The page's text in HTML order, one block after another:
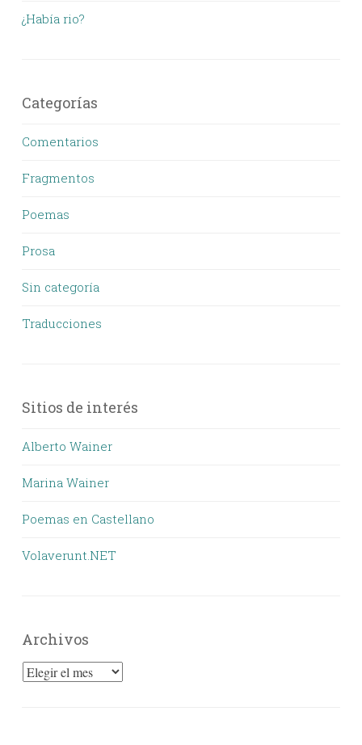
¿Había rio?
Categorías
Comentarios
Fragmentos
Poemas
Prosa
Sin categoría
Traducciones
Sitios de interés
Alberto Wainer
Marina Wainer
Poemas en Castellano
Volaverunt.NET
Archivos
Archivos